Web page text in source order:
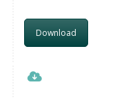
Download